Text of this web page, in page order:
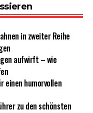
in zweiter Reihe
aufwirft – wie
einen humorvollen
zu den schönsten